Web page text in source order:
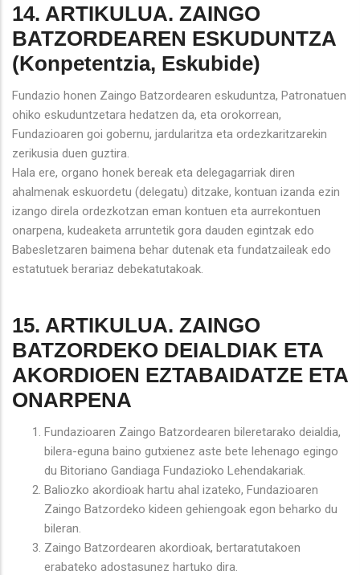
14. ARTIKULUA. ZAINGO
BATZORDEAREN ESKUDUNTZA
(Konpetentzia, Eskubide)
Fundazio honen Zaingo Batzordearen eskuduntza, Patronatuen
ohiko eskuduntzetara hedatzen da, eta orokorrean,
Fundazioaren goi gobernu, jardularitza eta ordezkaritzarekin
zerikusia duen guztira.
Hala ere, organo honek bereak eta delegagarriak diren
ahalmenak eskuordetu (delegatu) ditzake, kontuan izanda ezin
izango direla ordezkotzan eman kontuen eta aurrekontuen
onarpena, kudeaketa arruntetik gora dauden egintzak edo
Babesletzaren baimena behar dutenak eta fundatzaileak edo
estatutuek berariaz debekatutakoak.
15. ARTIKULUA. ZAINGO
BATZORDEKO DEIALDIAK ETA
AKORDIOEN EZTABAIDATZE ETA
ONARPENA
Fundazioaren Zaingo Batzordearen bileretarako deialdia,
bilera-eguna baino gutxienez aste bete lehenago egingo
du Bitoriano Gandiaga Fundazioko Lehendakariak.
Baliozko akordioak hartu ahal izateko, Fundazioaren
Zaingo Batzordeko kideen gehiengoak egon beharko du
bileran.
Zaingo Batzordearen akordioak, bertaratutakoen
erabateko adostasunez hartuko dira.